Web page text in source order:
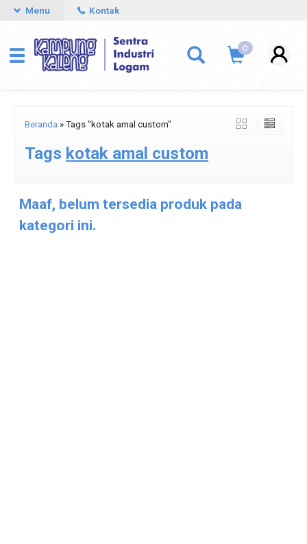
Menu Kontak
0
Beranda »Tags "kotak amal custom"
Tags kotak amal custom
Maaf, belum tersedia produk pada
kategori ini.